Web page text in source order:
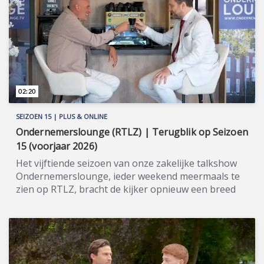
waren we te gast op de beurs, om diverse
exposanten te interviewen. Meer informatie:
www.vakbeursenergie.nl
(https://www.vakbeursenergie.nl).
SEIZOEN 15 | PLUS & ONLINE
Ondernemerslounge (RTLZ) | Terugblik op Seizoen
15 (voorjaar 2026)
Het vijftiende seizoen van onze zakelijke talkshow
Ondernemerslounge, ieder weekend meermaals te
zien op RTLZ, bracht de kijker opnieuw een breed
gebied van ondernemerschap, investeren en
genieten van het leven. Onze studio in het koetshuis
van Kasteel Hoekelum werd hierbij zoals altijd
ingericht met het statige meubilair van Jan Frantzen.
02:20